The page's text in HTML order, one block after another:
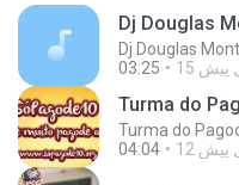
Dj Douglas
Dj Douglas
03:25
پیش
04:04
پیش